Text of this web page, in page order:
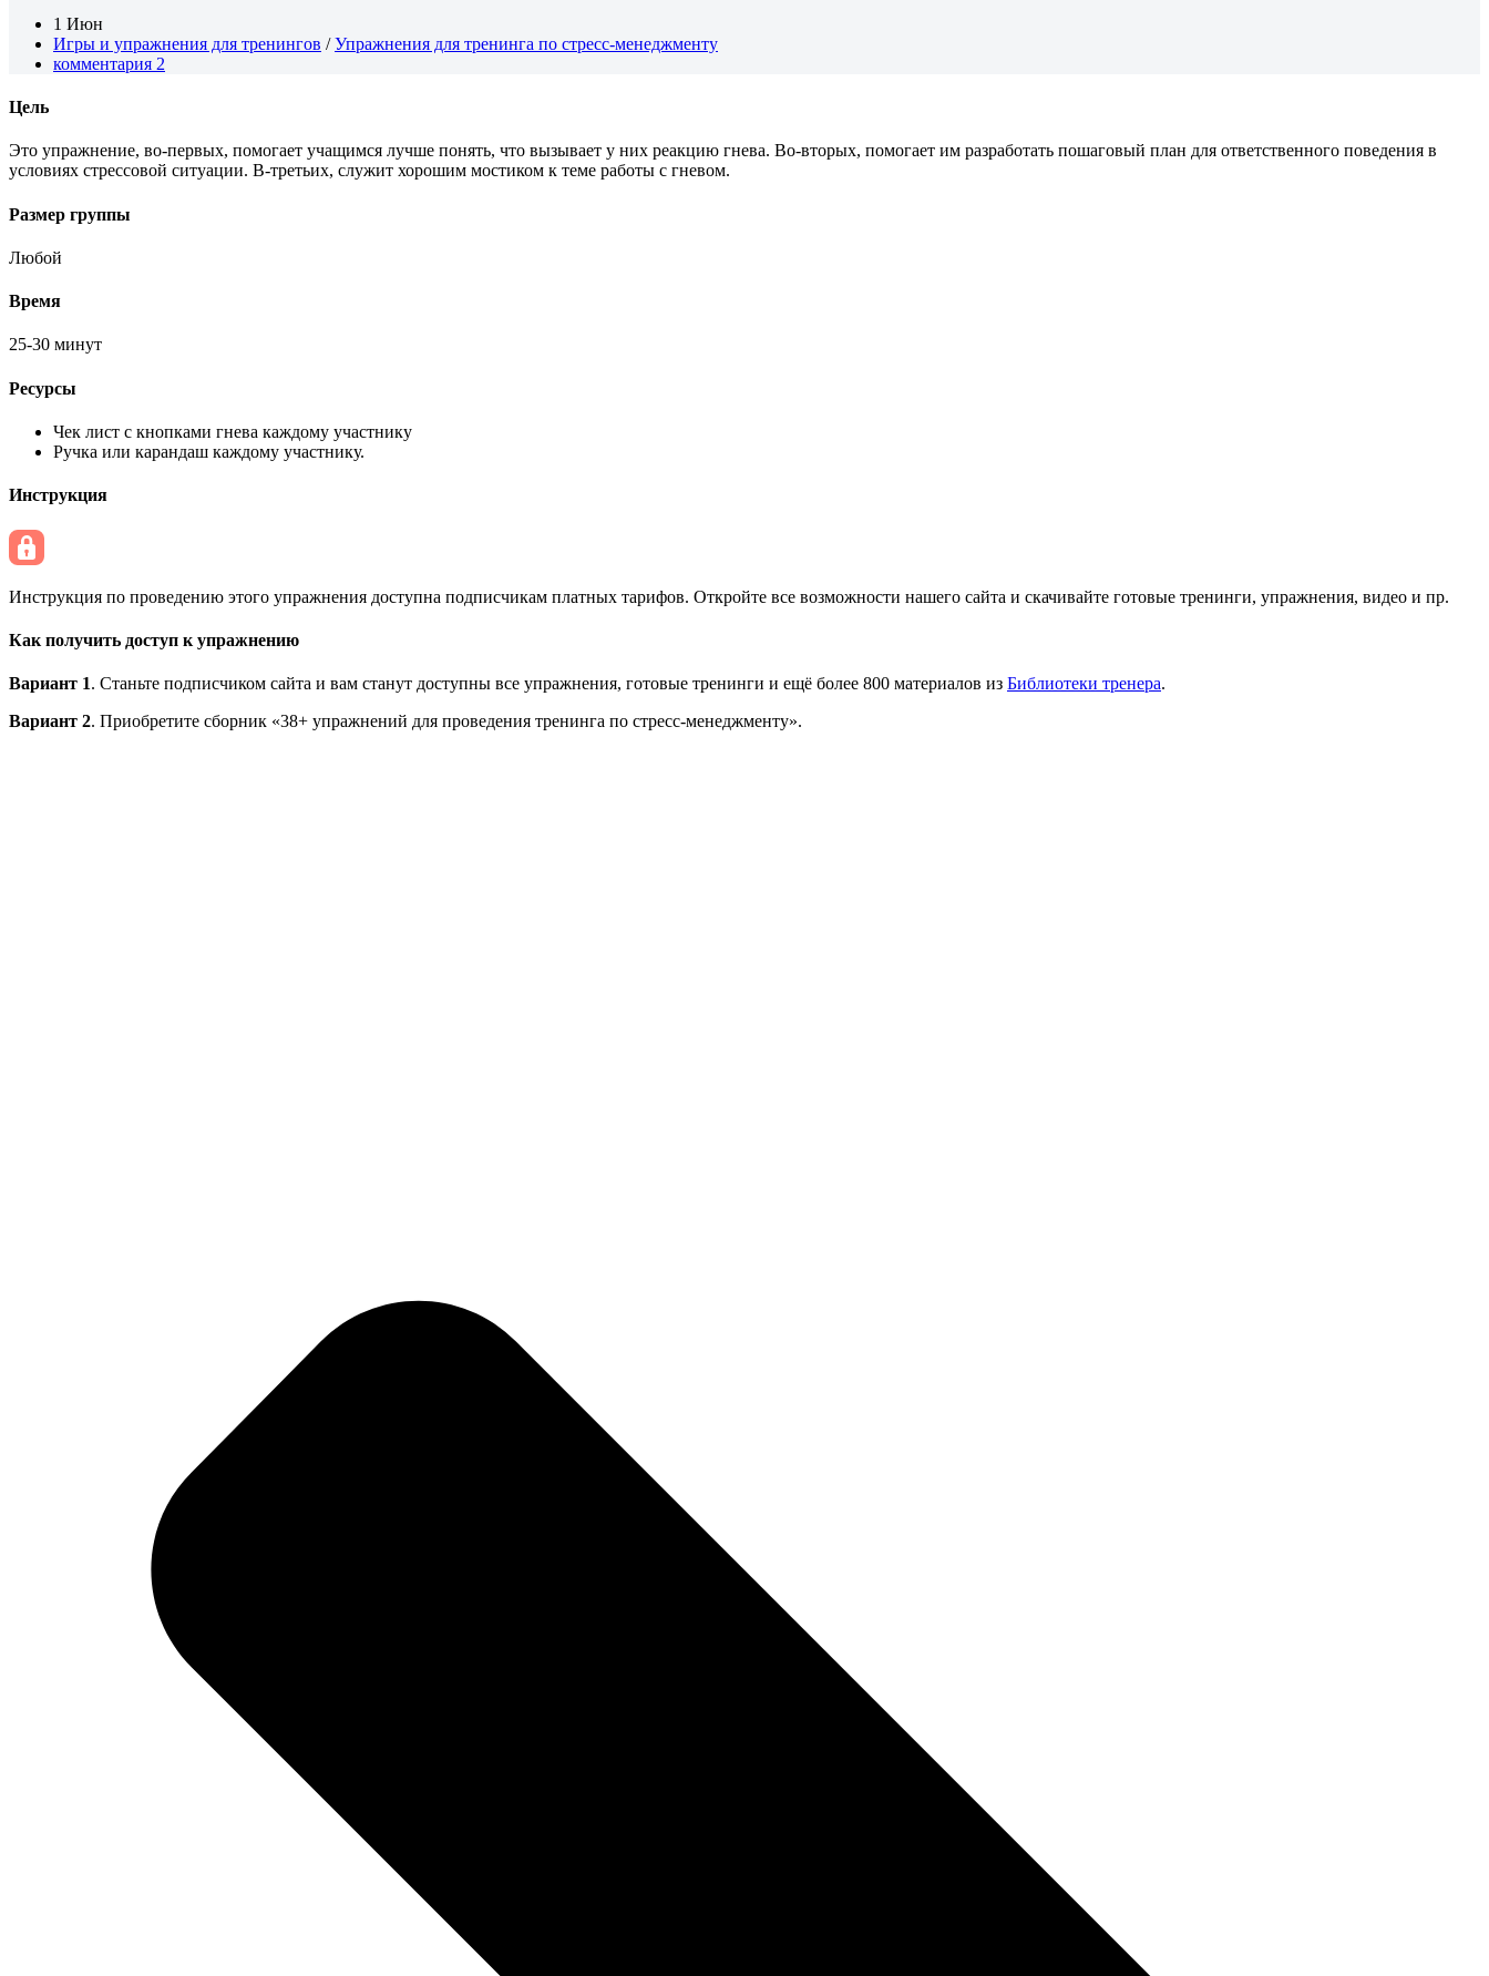
1 Июн
Игры и упражнения для тренингов /Упражнения для тренинга по стресс-менеджменту
комментария 2
Цель
Это упражнение, во-первых, помогает учащимся лучше понять, что вызывает у них реакцию гнева. Во-вторых, помогает им разработать пошаговый план для ответственного поведения в
условиях стрессовой ситуации. В-третьих, служит хорошим мостиком к теме работы с гневом.
Размер группы
Любой
Время
25-30 минут
Ресурсы
Чек лист с кнопками гнева каждому участнику
Ручка или карандаш каждому участнику.
Инструкция
Инструкция по проведению этого упражнения доступна подписчикам платных тарифов. Откройте все возможности нашего сайта и скачивайте готовые тренинги, упражнения, видео и пр.
Как получить доступ к упражнению
Вариант 1. Станьте подписчиком сайта и вам станут доступны все упражнения, готовые тренинги и ещё более 800 материалов из Библиотеки тренера.
Вариант 2. Приобретите сборник «38+ упражнений для проведения тренинга по стресс-менеджменту».